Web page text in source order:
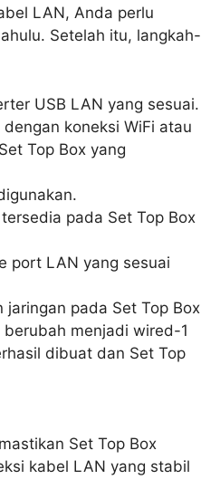
LAN, Anda perlu
Setelah itu, langkah-
USB LAN yang sesuai.
koneksi WiFi atau
Top Box yang
pada Set Top Box
port LAN yang sesuai
pada Set Top Box
menjadi wired-1
dibuat dan Set Top
Set Top Box
kabel LAN yang stabil